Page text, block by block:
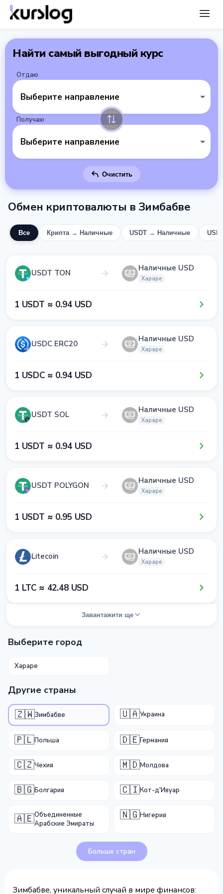
Найти самый выгодный курс
Отдаю
Выберите направление
Получаю
Выберите направление
Очистить
Обмен криптовалюты в Зимбабве
Все Крипта → Наличные USDT → Наличные
USDT TON Наличные USD
Хараре
1​ USDT ≈ 0​.9​4​ USD
USDC ERC20 Наличные USD
Хараре
1​ USDC ≈ 0​.9​4​ USD
USDT SOL Наличные USD
Хараре
1​ USDT ≈ 0​.9​4​ USD
USDT POLYGON Наличные USD
Хараре
1​ USDT ≈ 0​.9​5​ USD
Litecoin Наличные USD
Хараре
1​ LTC ≈ 4​2​.4​8​ USD
Завантажити ще
Выберите город
Хараре
Другие страны
🇿🇼Зимбабве 🇺🇦Украина
🇵🇱Польша 🇩🇪Германия
🇨🇿Чехия 🇲🇩Молдова
🇧🇬Болгария 🇨🇮Кот-д'Ивуар
🇦🇪Объединенные
Арабские Эмираты
🇳🇬Нигерия
Больше стран
Зимбабве, уникальный случай в мире финансов: